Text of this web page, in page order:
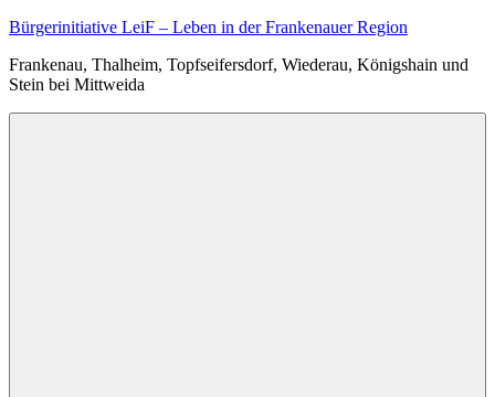
Zum
springen
Bürgerinitiative LeiF – Leben in der Frankenauer Region
Frankenau, Thalheim, Topfseifersdorf, Wiederau, Königshain und
Stein bei Mittweida